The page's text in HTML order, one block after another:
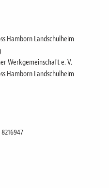
Hamborn Landschulheim
Werkgemeinschaft e. V.
Hamborn Landschulheim